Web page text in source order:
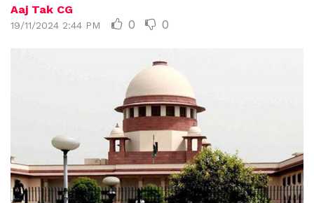
Aaj Tak CG
19/11/2024 2:44 PM 0 0